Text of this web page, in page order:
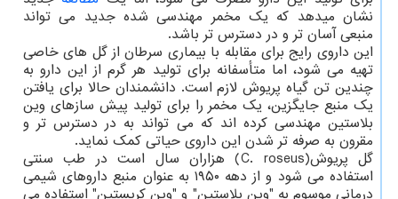
نشان میدهد که یک مخمر مهندسی شده جدید می تواند
منبعی آسان تر و در دسترس تر باشد.
این داروی رایج برای مقابله با بیماری سرطان از گل های خاصی
تهیه می شود، اما متأسفانه برای تولید هر گرم از این دارو به
چندین تن گیاه پریوش لازم است. دانشمندان حالا برای یافتن
یک منبع جایگزین، یک مخمر را برای تولید پیش سازهای وین
بلاستین مهندسی کرده اند که می تواند به در دسترس تر و
مقرون به صرفه تر شدن این داروی حیاتی کمک نماید.
گل پریوش(C. roseus) هزاران سال است در طب سنتی
استفاده می شود و از دهه ۱۹۵۰ به عنوان منبع داروهای شیمی